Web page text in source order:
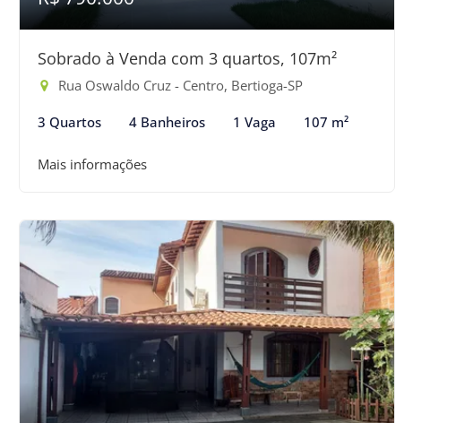
Sobrado à Venda com 3 quartos, 107m²
Rua Oswaldo Cruz - Centro, Bertioga-SP
3 Quartos 4 Banheiros 1 Vaga 107 m²
Mais informações